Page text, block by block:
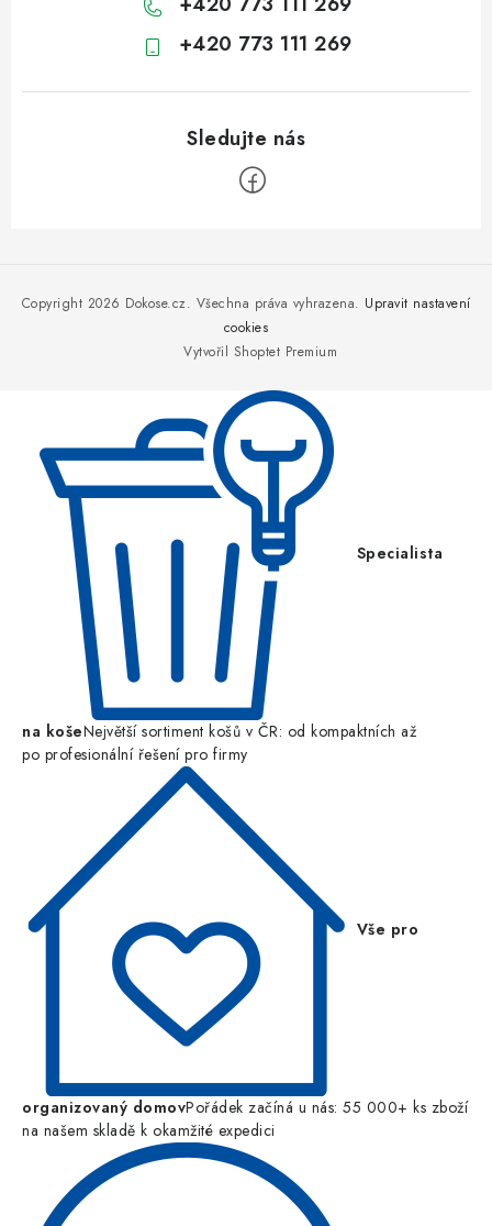
+420 773 111 269
Vytvořil Shoptet Premium
Copyright 2026 Dokose.cz. Všechna práva vyhrazena. Upravit nastavení
cookies
Specialista
na košeNejvětší sortiment košů v ČR: od kompaktních až
po profesionální řešení pro firmy
Vše pro
organizovaný domovPořádek začíná u nás: 55 000+ ks zboží
na našem skladě k okamžité expedici